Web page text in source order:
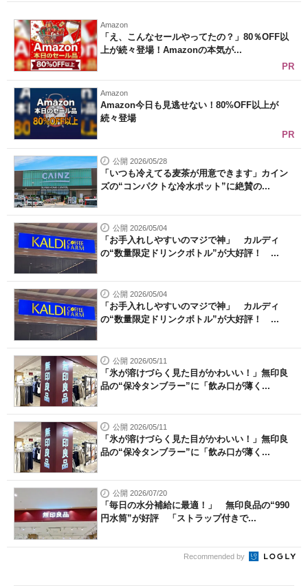
Amazon
「え、こんなセールやってたの？」80％OFF以
上が続々登場！Amazonの本気が...
PR
Amazon
Amazon今日も見逃せない！80%OFF以上が
続々登場
PR
公開 2026/05/28
「いつも冷えてる麦茶が用意できます」カイン
ズの“コンパクトな冷水ポット”に絶賛の...
公開 2026/05/04
「お手入れしやすいのマジで神」 カルディ
の“数量限定ドリンクボトル”が大好評！ ...
公開 2026/05/04
「お手入れしやすいのマジで神」 カルディ
の“数量限定ドリンクボトル”が大好評！ ...
公開 2026/05/11
「氷が溶けづらく見た目がかわいい！」無印良
品の“保冷タンブラー”に「飲み口が薄く...
公開 2026/05/11
「氷が溶けづらく見た目がかわいい！」無印良
品の“保冷タンブラー”に「飲み口が薄く...
公開 2026/07/20
「毎日の水分補給に最適！」 無印良品の“990
円水筒”が好評 「ストラップ付きで...
Recommended by